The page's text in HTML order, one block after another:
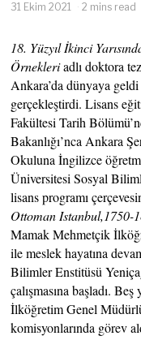
31 Ekim 2021 2 mins read
18. Yüzyıl İkinci
Örnekleriadlı doktora
Ankara’da dünyaya
gerçekleştirdi. Lisans
Fakültesi Tarih
Bakanlığı’nca Ankara
Okuluna İngilizce
Üniversitesi Sosyal
lisans programı
Ottoman Istanbul,1750-
Mamak Mehmetçik
ile meslek hayatına
Bilimler Enstitüsü
çalışmasına başladı.
İlköğretim Genel
komisyonlarında görev